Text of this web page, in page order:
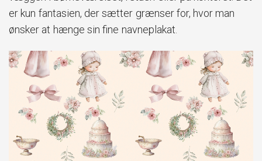
er kun fantasien, der sætter grænser for, hvor man
ønsker at hænge sin fine navneplakat.